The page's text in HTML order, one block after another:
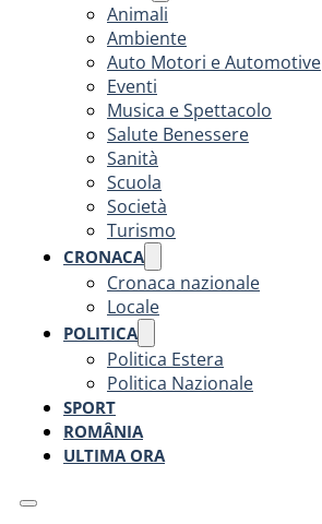
Animali
Ambiente
Auto Motori e Automotive
Eventi
Musica e Spettacolo
Salute Benessere
Sanità
Scuola
Società
Turismo
CRONACA
Cronaca nazionale
Locale
POLITICA
Politica Estera
Politica Nazionale
SPORT
ROMÂNIA
ULTIMA ORA